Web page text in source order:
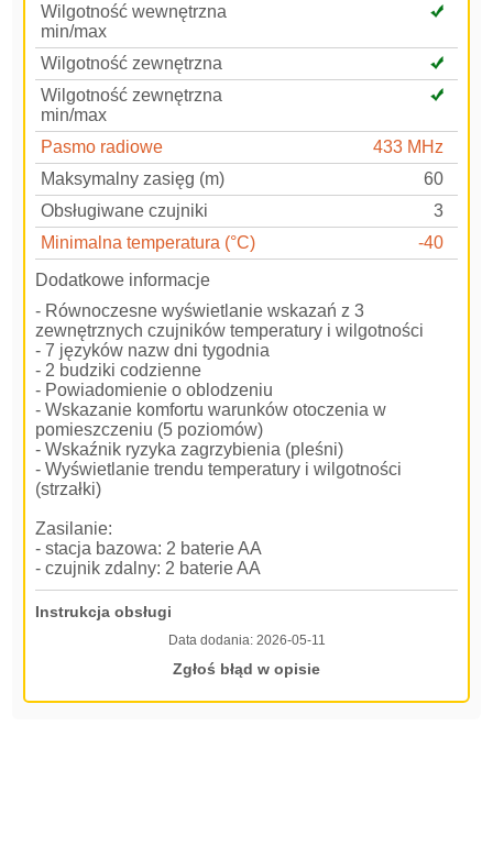
Wilgotność wewnętrzna
min/max
Wilgotność zewnętrzna
Wilgotność zewnętrzna
min/max
Pasmo radiowe
433 MHz
Maksymalny zasięg (m)
60
Obsługiwane czujniki
3
Minimalna temperatura (°C)
-40
Dodatkowe informacje
- Równoczesne wyświetlanie wskazań z 3
zewnętrznych czujników temperatury i wilgotności
- 7 języków nazw dni tygodnia
- 2 budziki codzienne
- Powiadomienie o oblodzeniu
- Wskazanie komfortu warunków otoczenia w
pomieszczeniu (5 poziomów)
- Wskaźnik ryzyka zagrzybienia (pleśni)
- Wyświetlanie trendu temperatury i wilgotności
(strzałki)
Zasilanie:
- stacja bazowa: 2 baterie AA
- czujnik zdalny: 2 baterie AA
Instrukcja obsługi
Data dodania: 2026-05-11
Zgłoś błąd w opisie